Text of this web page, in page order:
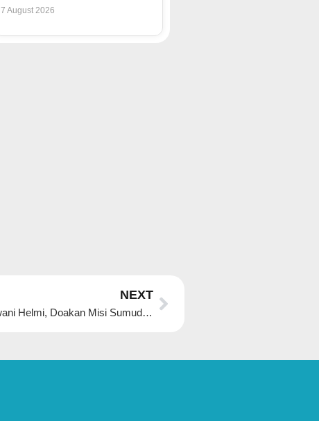
7 August 2026
NEXT
Hariz Hamdan Kirim Nota Hari Jadi Buat Hazwani Helmi, Doakan Misi Sumud 2.0
Next